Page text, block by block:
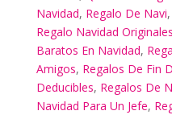
Navidad, Regalo De Navi,
Regalo Navidad Originales
Baratos En Navidad,
Amigos, Regalos De Fin
Deducibles, Regalos De
Navidad Para Un Jefe,